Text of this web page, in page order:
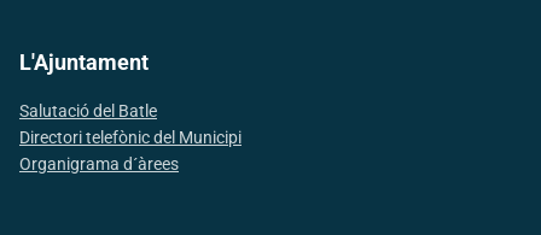
L'Ajuntament
Salutació del Batle
Directori telefònic del Municipi
Organigrama d´àrees